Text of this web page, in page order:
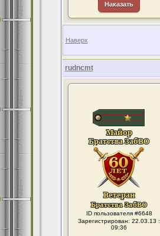
Наказать
Наверх
rudncmt
ID пользователя #6648
Зарегистрирован: 22.03.13 :
09:36